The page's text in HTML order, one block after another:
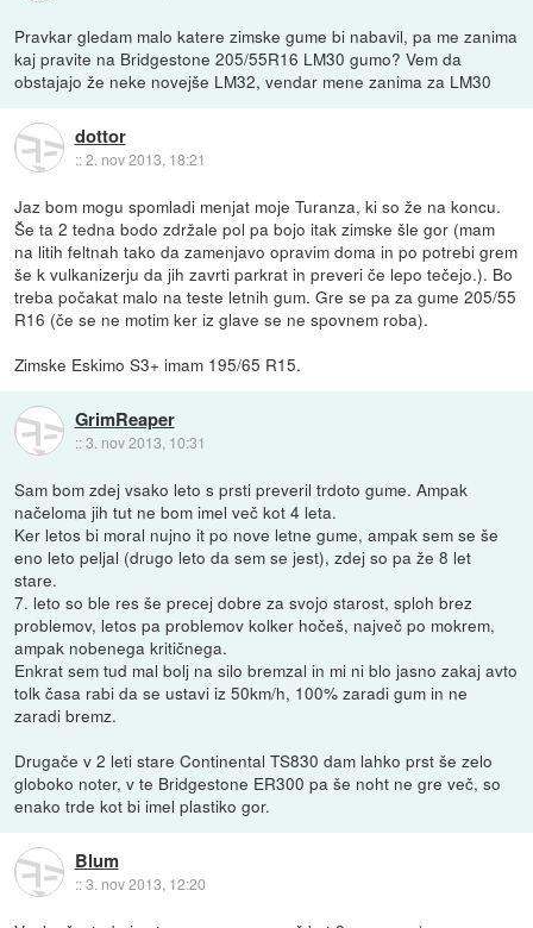
Pravkar gledam malo katere zimske gume bi nabavil, pa me zanima
kaj pravite na Bridgestone 205/55R16 LM30 gumo? Vem da
obstajajo že neke novejše LM32, vendar mene zanima za LM30
dottor
::2. nov 2013, 18:21
Jaz bom mogu spomladi menjat moje Turanza, ki so že na koncu.
Še ta 2 tedna bodo zdržale pol pa bojo itak zimske šle gor (mam
na litih feltnah tako da zamenjavo opravim doma in po potrebi grem
še k vulkanizerju da jih zavrti parkrat in preveri če lepo tečejo.). Bo
treba počakat malo na teste letnih gum. Gre se pa za gume 205/55
R16 (če se ne motim ker iz glave se ne spovnem roba).
Zimske Eskimo S3+ imam 195/65 R15.
GrimReaper
::3. nov 2013, 10:31
Sam bom zdej vsako leto s prsti preveril trdoto gume. Ampak
načeloma jih tut ne bom imel več kot 4 leta.
Ker letos bi moral nujno it po nove letne gume, ampak sem se še
eno leto peljal (drugo leto da sem se jest), zdej so pa že 8 let
stare.
7. leto so ble res še precej dobre za svojo starost, sploh brez
problemov, letos pa problemov kolker hočeš, največ po mokrem,
ampak nobenega kritičnega.
Enkrat sem tud mal bolj na silo bremzal in mi ni blo jasno zakaj avto
tolk časa rabi da se ustavi iz 50km/h, 100% zaradi gum in ne
zaradi bremz.
Drugače v 2 leti stare Continental TS830 dam lahko prst še zelo
globoko noter, v te Bridgestone ER300 pa še noht ne gre več, so
enako trde kot bi imel plastiko gor.
Blum
::3. nov 2013, 12:20